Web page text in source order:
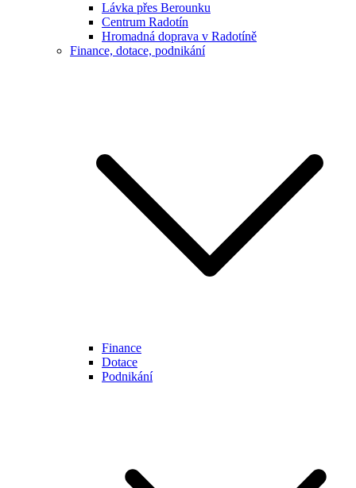
Lávka přes Berounku
Centrum Radotín
Hromadná doprava v Radotíně
Finance, dotace, podnikání
Finance
Dotace
Podnikání